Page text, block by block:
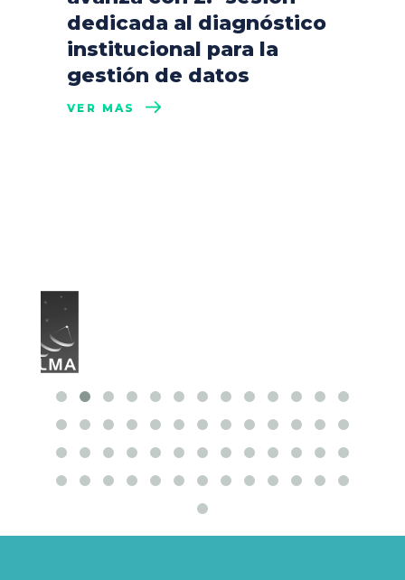
dedicada al diagnóstico
institucional para la
gestión de datos
VER MÁS